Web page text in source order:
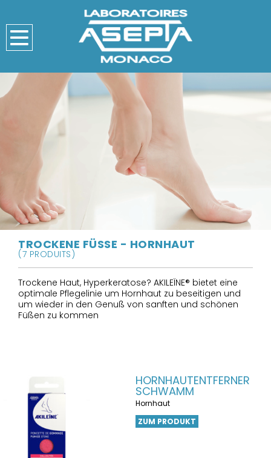
TROCKENE FÜSSE - HORNHAUT
(7 PRODUITS)
Trockene Haut, Hyperkeratose? AKILEÏNE® bietet eine
optimale Pflegelinie um Hornhaut zu beseitigen und
um wieder in den Genuß von sanften und schönen
Füßen zu kommen
HORNHAUTENTFERNER
SCHWAMM
Hornhaut
ZUM PRODUKT